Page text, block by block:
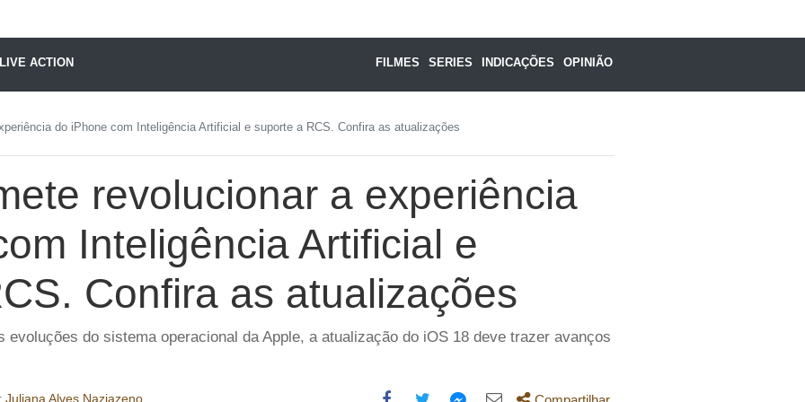
LIVE ACTION FILMES SERIES INDICAÇÕES OPINIÃO
do iPhone com Inteligência Artificial e suporte a RCS. Confira as atualizações
revolucionar a experiência
Inteligência Artificial e
Confira as atualizações
evoluções do sistema operacional da Apple, a atualização do iOS 18 deve trazer avanços
Juliana Alves Naziazeno